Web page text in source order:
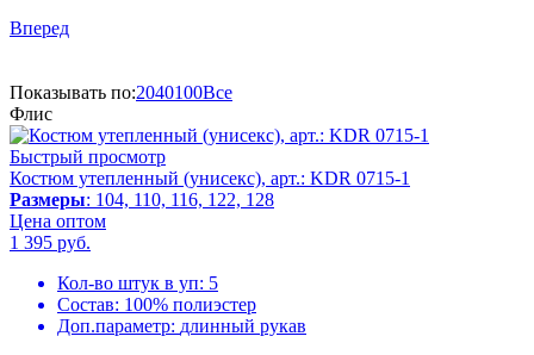
Вперед
Показывать по:2040100Все
Флис
Быстрый просмотр
Костюм утепленный (унисекс), арт.: KDR 0715-1
Размеры: 104, 110, 116, 122, 128
Цена оптом
1 395 руб.
Кол-во штук в уп: 5
Состав: 100% полиэстер
Доп.параметр: длинный рукав